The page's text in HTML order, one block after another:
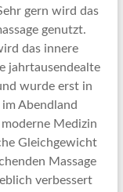
gern wird das
genutzt.
das innere
jahrtausendealte
wurde erst in
Abendland
Medizin
Gleichgewicht
Massage
verbessert